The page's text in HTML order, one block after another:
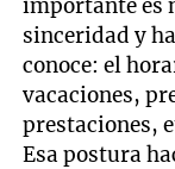
importante es
sinceridad y
conoce: el
vacaciones,
prestaciones,
Esa postura